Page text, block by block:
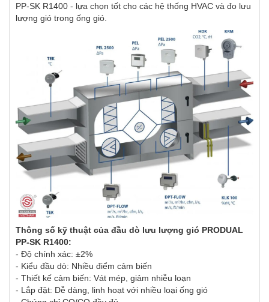
PP-SK R1400 - lựa chọn tốt cho các hệ thống HVAC và đo lưu
lượng gió trong ống gió.
Thông số kỹ thuật của đầu dò lưu lượng gió PRODUAL
PP-SK R1400:
- Độ chính xác: ±2%
- Kiểu đầu dò: Nhiều điểm cảm biến
- Thiết kế cảm biến: Vát mép, giảm nhiễu loạn
- Lắp đặt: Dễ dàng, linh hoạt với nhiều loại ống gió